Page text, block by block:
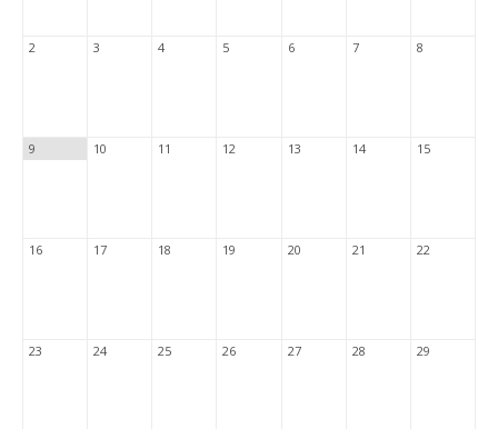
2 3 4 5 6 7 8
9 10 11 12 13 14 15
16 17 18 19 20 21 22
23 24 25 26 27 28 29